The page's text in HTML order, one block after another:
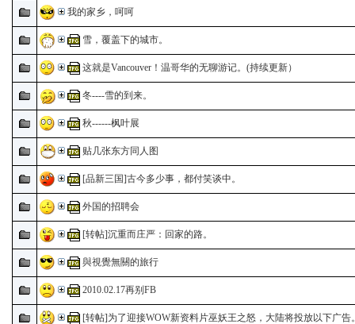
我的家乡，呵呵
雪，覆盖下的城市。
这就是Vancouver！温哥华的无聊游记。(持续更新）
冬----雪的到来。
秋------枫叶展
贴几张东方同人图
[品新三国]古今多少事，都付笑谈中。
外国的招聘会
[转帖]沉重而庄严：回家的路。
與視覺無關的旅行
2010.02.17再别FB
[转帖]为了迎接WOW新资料片巫妖王之怒，大陆将投放以下广告